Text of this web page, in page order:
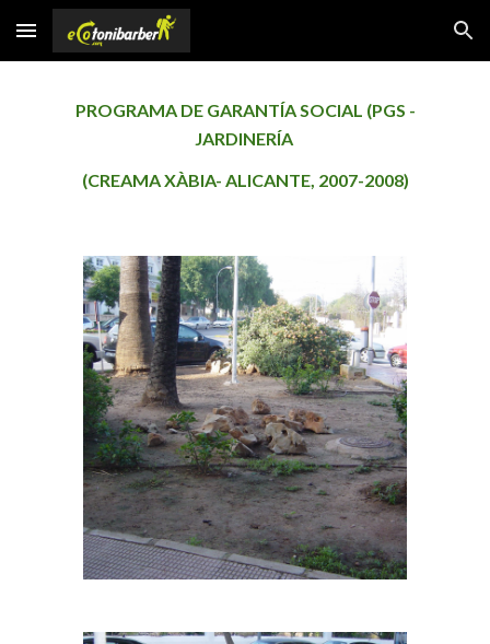
Skip to main content Skip to navigation
PROGRAMA DE GARANTÍA SOCIAL (PGS -
JARDINERÍA
(CREAMA XÀBIA- ALICANTE, 2007-2008)